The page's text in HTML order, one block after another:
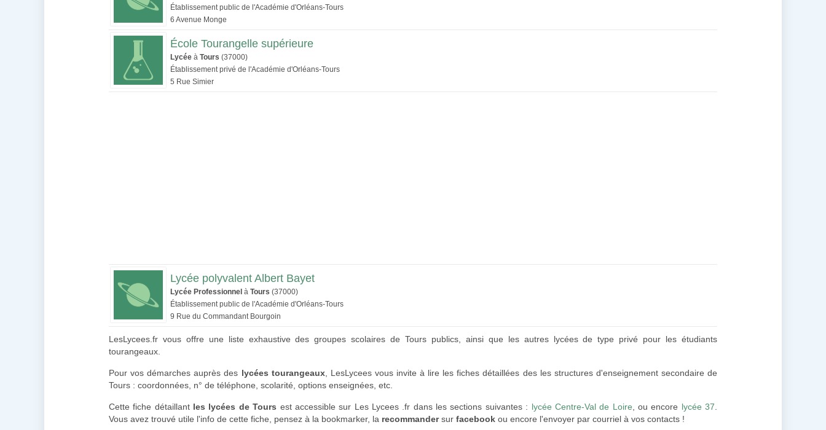
Établissement public de l'Académie d'Orléans-Tours
6 Avenue Monge
École Tourangelle supérieure
Lycée à Tours (37000)
Établissement privé de l'Académie d'Orléans-Tours
5 Rue Simier
Lycée polyvalent Albert Bayet
Lycée Professionnel à Tours (37000)
Établissement public de l'Académie d'Orléans-Tours
9 Rue du Commandant Bourgoin
LesLycees.fr vous offre une liste exhaustive des groupes scolaires de Tours publics, ainsi que les autres lycées de type privé pour les étudiants
tourangeaux.
Pour vos démarches auprès des lycées tourangeaux, LesLycees vous invite à lire les fiches détaillées des les structures d'enseignement secondaire de
Tours : coordonnées, n° de téléphone, scolarité, options enseignées, etc.
Cette fiche détaillant les lycées de Tours est accessible sur Les Lycees .fr dans les sections suivantes : lycée Centre-Val de Loire , ou encore lycée 37
Vous avez trouvé utile l'info de cette fiche, pensez à la bookmarker, la recommandersur facebook ou encore l'envoyer par courriel à vos contacts !